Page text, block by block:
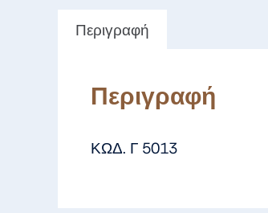
Περιγραφή
Περιγραφή
ΚΩΔ. Γ 5013